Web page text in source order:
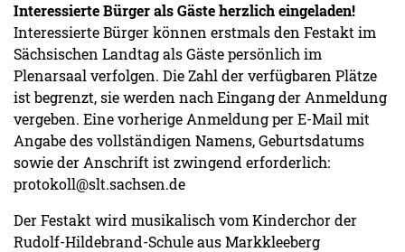
Interessierte Bürger als Gäste herzlich eingeladen!
Interessierte Bürger können erstmals den Festakt im
Sächsischen Landtag als Gäste persönlich im
Plenarsaal verfolgen. Die Zahl der verfügbaren Plätze
ist begrenzt, sie werden nach Eingang der Anmeldung
vergeben. Eine vorherige Anmeldung per E-Mail mit
Angabe des vollständigen Namens, Geburtsdatums
sowie der Anschrift ist zwingend erforderlich:
protokoll@slt.sachsen.de
Der Festakt wird musikalisch vom Kinderchor der
Rudolf-Hildebrand-Schule aus Markkleeberg